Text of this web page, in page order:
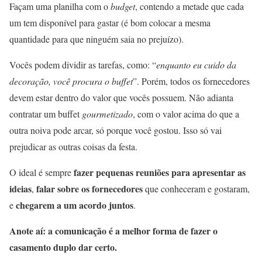
Façam uma planilha com obudget, contendo a metade que cada
um tem disponível para gastar (é bom colocar a mesma
quantidade para que ninguém saia no prejuízo).
Vocês podem dividir as tarefas, como: “enquanto eu cuido da
decoração, você procura o buffet”. Porém, todos os fornecedores
devem estar dentro do valor que vocês possuem. Não adianta
contratar um buffetgourmetizado, com o valor acima do que a
outra noiva pode arcar, só porque você gostou. Isso só vai
prejudicar as outras coisas da festa.
O ideal é semprefazer pequenas reuniões para apresentar as
ideias, falar sobre os fornecedoresque conheceram e gostaram,
echegarem a um acordo juntos.
Anote aí: a comunicação é a melhor forma de fazer o
casamento duplo dar certo.